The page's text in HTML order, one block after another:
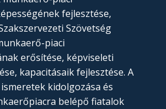
fejlesztése,
Szövetség
piaci
erősítése, képviseleti
kapacitásaik fejlesztése. A
kidolgozása és
belépő fiatalok